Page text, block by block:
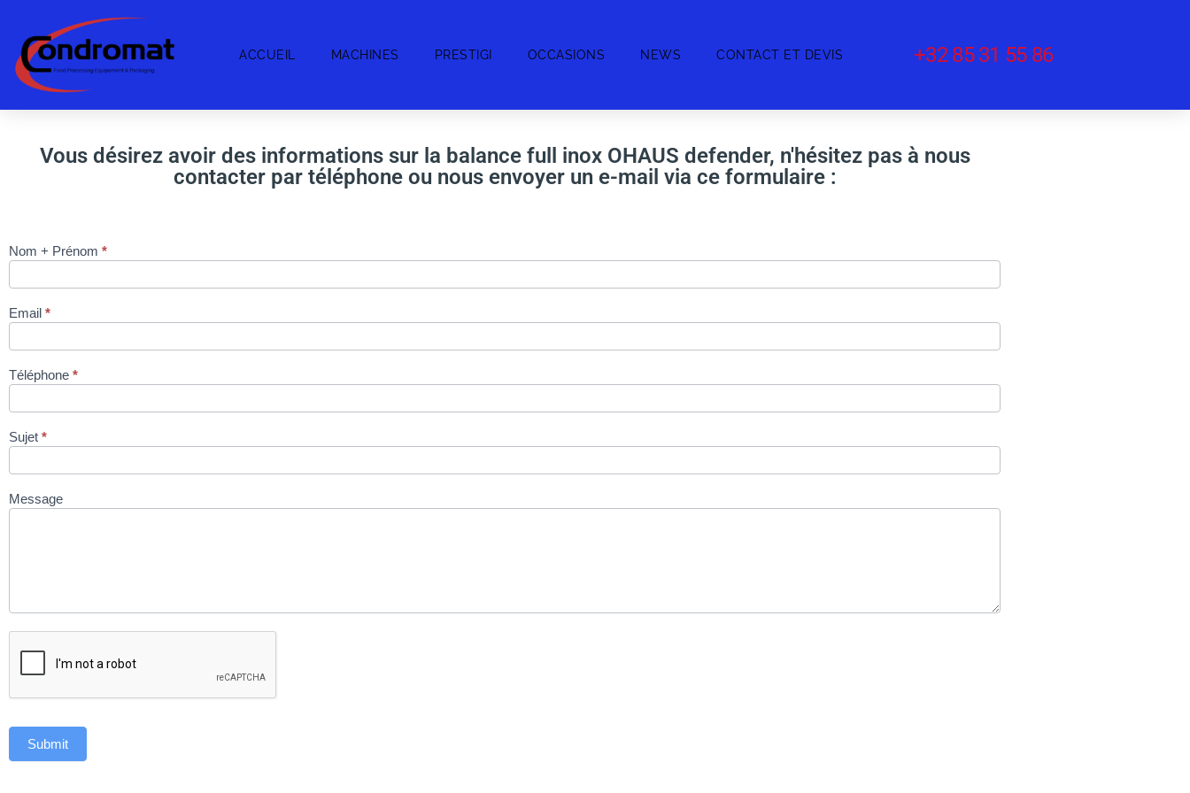
ACCUEIL MACHINES PRESTIGI OCCASIONS NEWS CONTACT ET DEVIS +32 85 31 55 86
Vous désirez avoir des informations sur la balance full inox OHAUS defender, n'hésitez pas à nous
contacter par téléphone ou nous envoyer un e-mail via ce formulaire :
BALANCE
defender via
Nom + Prénom *
Email *
Téléphone *
Sujet *
Message
Submit